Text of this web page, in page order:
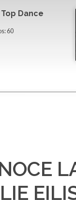
Top Dance
60